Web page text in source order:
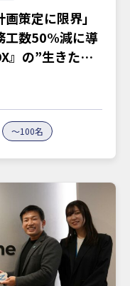
策定に限界」
工数50%減に導
』の”生きたノ
～100名